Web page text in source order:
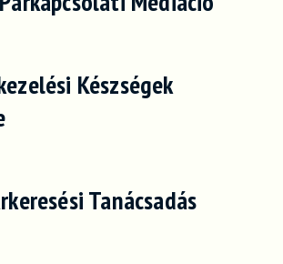
Készségek
Tanácsadás